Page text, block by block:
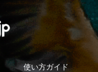
使い方ガイド